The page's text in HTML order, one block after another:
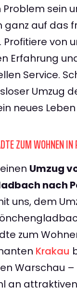
Problem sein
ganz auf das
Profitiere von
Erfahrung
Service.
Umzug
neues Leben
ZUM WOHNEN IN
Umzug
nach
uns, dem
zum
Krakau
Warschau
an